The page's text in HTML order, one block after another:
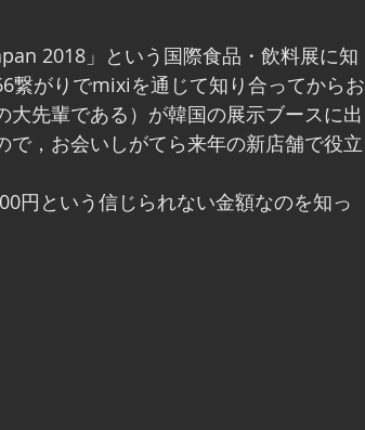
2018」という国際食品・飲料展に知
繋がりでmixiを通じて知り合ってからお
先輩である）が韓国の展示ブースに出
，お会いしがてら来年の新店舗で役立
円という信じられない金額なのを知っ